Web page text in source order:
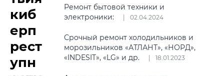
киб
ерп
рест
упн
Ремонт бытовой техники и
электроники:
02.04.2024
Срочный ремонт холодильников и
морозильников «АТЛАНТ», «НОРД»,
«INDESIT», «LG» и др.
18.01.2023